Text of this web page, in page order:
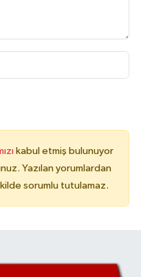
kabul etmiş bulunuyor
Yazılan yorumlardan
sorumlu tutulamaz.